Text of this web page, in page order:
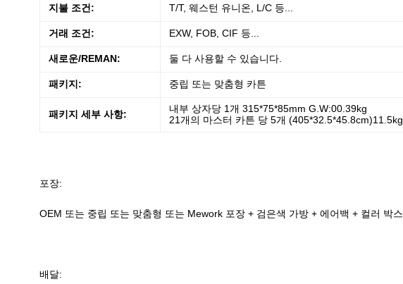
지불 조건: T/T, 웨스턴 유니온, L/C 등...
거래 조건: EXW, FOB, CIF 등...
새로운/REMAN: 둘 다 사용할 수 있습니다.
패키지: 중립 또는 맞춤형 카튼
패키지 세부 사항:
내부 상자당 1개 315*75*85mm G.W:00.39kg
21개의 마스터 카튼 당 5개 (405*32.5*45.8cm)11.5kg
포장:
OEM 또는 중립 또는 맞춤형 또는 Mework 포장 + 검은색 가방 + 에어백 + 컬러 박스
배달: